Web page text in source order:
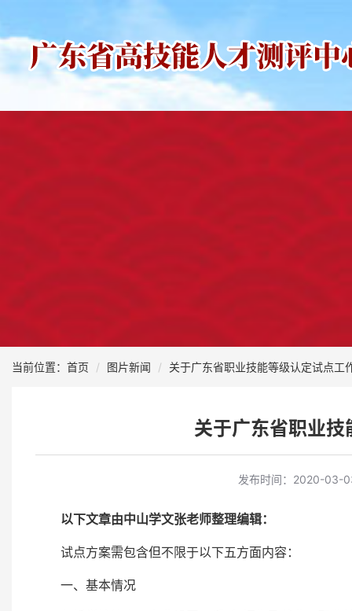
当前位置：首页 图片新闻 关于广东省职业技能等级认定试点工
关于广东省职业
发布时间： 2020-03-
以下文章由中山学文张老师整理编辑：
试点方案需包含但不限于以下五方面内容：
一、基本情况